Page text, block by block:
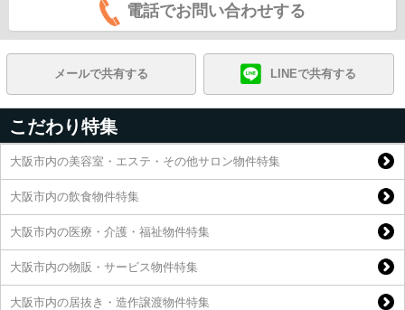
電話でお問い合わせする
メールで共有する LINEで共有する
こだわり特集
大阪市内の美容室・エステ・その他サロン物件特集
大阪市内の飲食物件特集
大阪市内の医療・介護・福祉物件特集
大阪市内の物販・サービス物件特集
大阪市内の居抜き・造作譲渡物件特集